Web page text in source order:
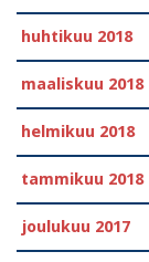
huhtikuu 2018
maaliskuu 2018
helmikuu 2018
tammikuu 2018
joulukuu 2017